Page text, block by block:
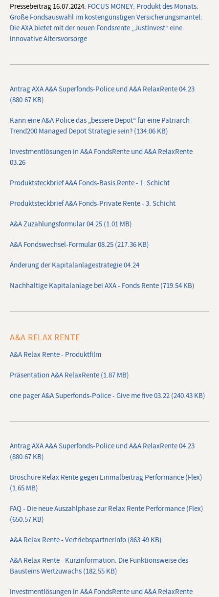
Pressebeitrag 16.07.2024: FOCUS MONEY: Produkt des Monats:
Große Fondsauswahl im kostengünstigen Versicherungsmantel:
Die AXA bietet mit der neuen Fondsrente „JustInvest“ eine
innovative Altersvorsorge
Antrag AXA A&A Superfonds-Police und A&A RelaxRente 04.23
(880.67 KB)
Kann eine A&A Police das „bessere Depot“ für eine Patriarch
Trend200 Managed Depot Strategie sein? (134.06 KB)
Investmentlösungen in A&A FondsRente und A&A RelaxRente
03.26
Produktsteckbrief A&A Fonds-Basis Rente - 1. Schicht
Produktsteckbrief A&A Fonds-Private Rente - 3. Schicht
A&A Zuzahlungsformular 04.25 (1.01 MB)
A&A Fondswechsel-Formular 08.25 (217.36 KB)
Änderung der Kapitalanlagestrategie 04.24
Nachhaltige Kapitalanlage bei AXA - Fonds Rente (719.54 KB)
A&A RELAX RENTE
A&A Relax Rente - Produktfilm
Präsentation A&A RelaxRente (1.87 MB)
one pager A&A Superfonds-Police - Give me five 03.22 (240.43 KB)
Antrag AXA A&A Superfonds-Police und A&A RelaxRente 04.23
(880.67 KB)
Broschüre Relax Rente gegen Einmalbeitrag Performance (Flex)
(1.65 MB)
FAQ - Die neue Auszahlphase zur Relax Rente Performance (Flex)
(650.57 KB)
A&A Relax Rente - Vertriebspartnerinfo (863.49 KB)
A&A Relax Rente - Kurzinformation: Die Funktionsweise des
Bausteins Wertzuwachs (182.55 KB)
Investmentlösungen in A&A FondsRente und A&A RelaxRente